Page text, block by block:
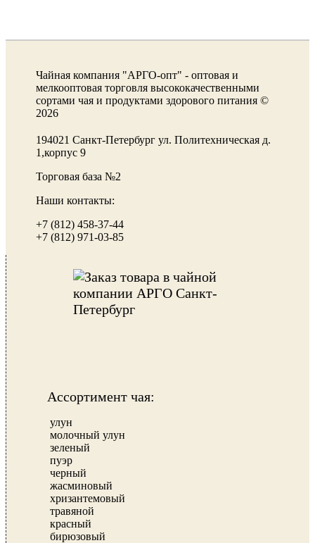
Чайная компания "АРГО-опт" - оптовая и
мелкооптовая торговля высококачественными
сортами чая и продуктами здорового питания ©
2026
194021 Санкт-Петербург ул. Политехническая д.
1,корпус 9
Торговая база №2
Наши контакты:
+7 (812) 458-37-44
+7 (812) 971-03-85
Ассортимент чая:
улун
молочный улун
зеленый
пуэр
черный
жасминовый
хризантемовый
травяной
красный
бирюзовый